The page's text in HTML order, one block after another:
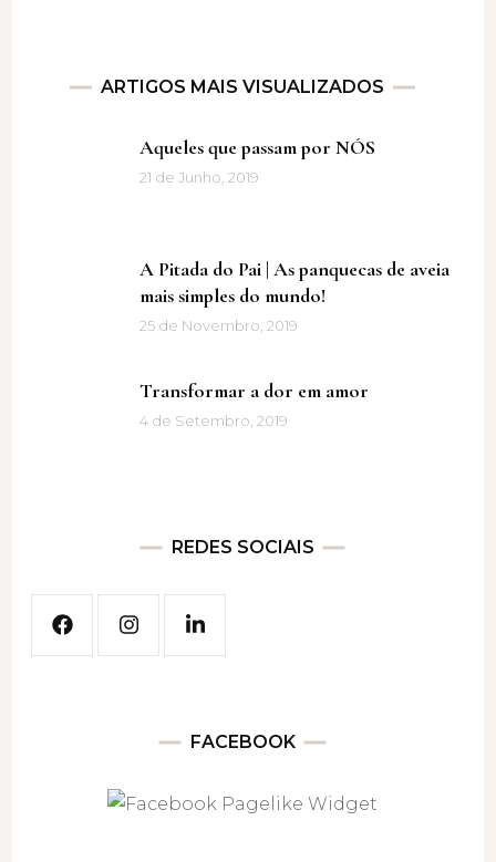
ARTIGOS MAIS VISUALIZADOS
Aqueles que passam por NÓS
21 de Junho, 2019
A Pitada do Pai | As panquecas de aveia
mais simples do mundo!
25 de Novembro, 2019
Transformar a dor em amor
4 de Setembro, 2019
REDES SOCIAIS
FACEBOOK